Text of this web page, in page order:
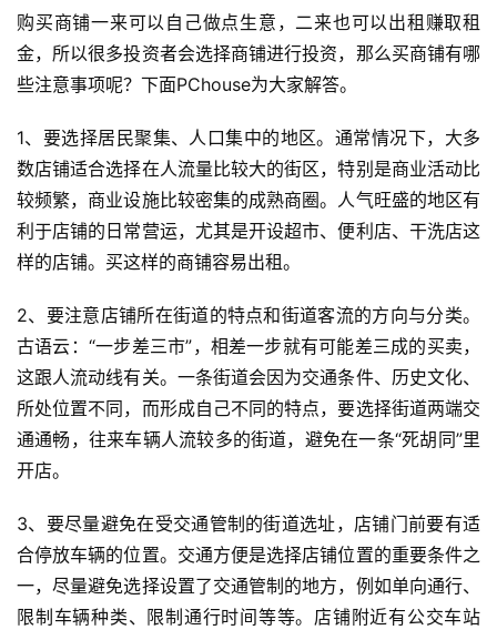
购买商铺一来可以自己做点生意，二来也可以出租赚取租
金，所以很多投资者会选择商铺进行投资，那么买商铺有哪
些注意事项呢？下面PChouse为大家解答。
1、要选择居民聚集、人口集中的地区。通常情况下，大多
数店铺适合选择在人流量比较大的街区，特别是商业活动比
较频繁，商业设施比较密集的成熟商圈。人气旺盛的地区有
利于店铺的日常营运，尤其是开设超市、便利店、干洗店这
样的店铺。买这样的商铺容易出租。
2、要注意店铺所在街道的特点和街道客流的方向与分类。
古语云：“一步差三市”，相差一步就有可能差三成的买卖，
这跟人流动线有关。一条街道会因为交通条件、历史文化、
所处位置不同，而形成自己不同的特点，要选择街道两端交
通通畅，往来车辆人流较多的街道，避免在一条“死胡同”里
开店。
3、要尽量避免在受交通管制的街道选址，店铺门前要有适
合停放车辆的位置。交通方便是选择店铺位置的重要条件之
一，尽量避免选择设置了交通管制的地方，例如单向通行、
限制车辆种类、限制通行时间等等。店铺附近有公交车站